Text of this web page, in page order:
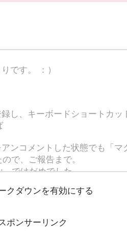
クダウンを有効にする
ポンサーリンク